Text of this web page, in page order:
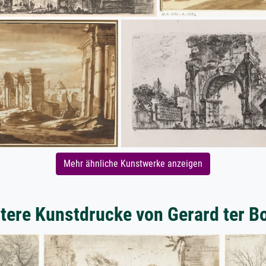
Mehr ähnliche Kunstwerke anzeigen
Kunstdrucke von Gerard ter